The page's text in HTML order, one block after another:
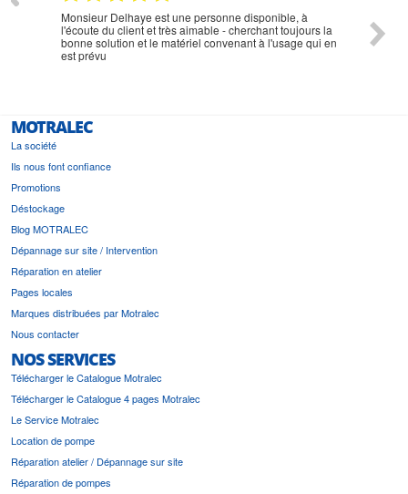
Monsieur Delhaye est une personne disponible, à
l'écoute du client et très aimable - cherchant toujours la
bonne solution et le matériel convenant à l'usage qui en
est prévu
MOTRALEC
La société
Ils nous font confiance
Promotions
Déstockage
Blog MOTRALEC
Dépannage sur site / Intervention
Réparation en atelier
Pages locales
Marques distribuées par Motralec
Nous contacter
NOS SERVICES
Télécharger le Catalogue Motralec
Télécharger le Catalogue 4 pages Motralec
Le Service Motralec
Location de pompe
Réparation atelier / Dépannage sur site
Réparation de pompes